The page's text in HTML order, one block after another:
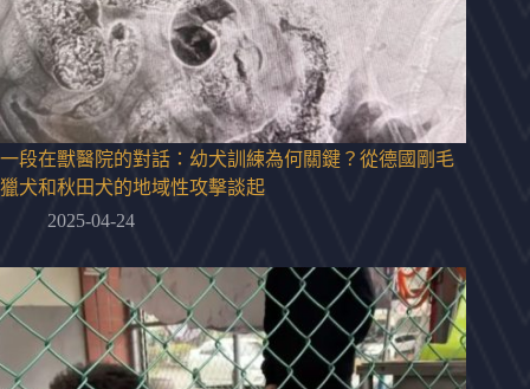
一段在獸醫院的對話：幼犬訓練為何關鍵？從德國剛毛
獵犬和秋田犬的地域性攻擊談起
2025-04-24